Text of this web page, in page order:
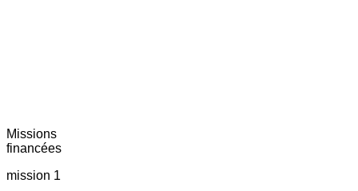
Missions
financées
mission 1